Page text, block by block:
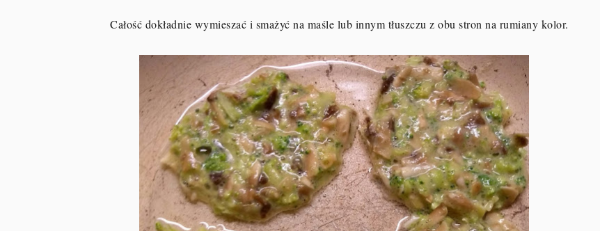
Całość dokładnie wymieszać i smażyć na maśle lub innym tłuszczu z obu stron na rumiany kolor.